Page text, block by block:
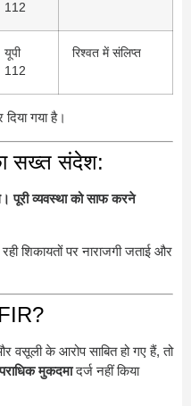
112
यूपी
112
रिश्वत में संलिप्त
गया है।
सख्त संदेश:
पूरी व्यवस्था को साफ करने
शिकायतों पर नाराजगी जताई और
के आरोप साबित हो गए हैं, तो
मुकदमादर्ज नहीं किया